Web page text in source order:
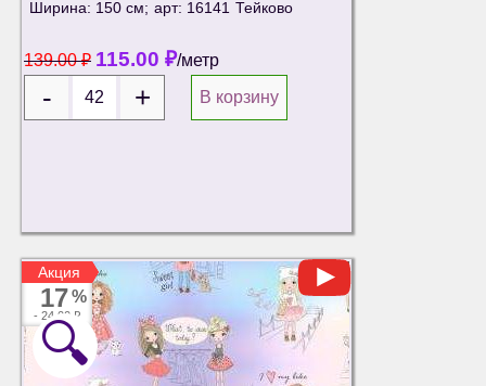
Ширина: 150 см; арт: 16141 Тейково
139.00₽ 115.00 ₽/метр
В корзину
Акция
17%
- 24.00 ₽
Акция
🔍